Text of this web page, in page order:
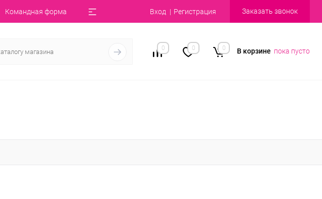
Командная форма Вход Регистрация Заказать звонок
0 0 0 В корзине пока пусто